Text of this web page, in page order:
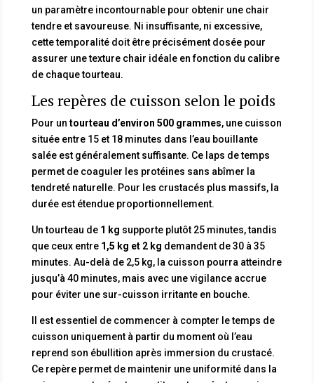
un paramètre incontournable pour obtenir une chair
tendre et savoureuse. Ni insuffisante, ni excessive,
cette temporalité doit être précisément dosée pour
assurer une texture chair idéale en fonction du calibre
de chaque tourteau.
Les repères de cuisson selon le poids
Pour un tourteau d’environ 500 grammes, une cuisson
située entre 15 et 18 minutes dans l’eau bouillante
salée est généralement suffisante. Ce laps de temps
permet de coaguler les protéines sans abîmer la
tendreté naturelle. Pour les crustacés plus massifs, la
durée est étendue proportionnellement.
Un tourteau de 1 kg supporte plutôt 25 minutes, tandis
que ceux entre 1,5 kg et 2 kg demandent de 30 à 35
minutes. Au-delà de 2,5 kg, la cuisson pourra atteindre
jusqu’à 40 minutes, mais avec une vigilance accrue
pour éviter une sur-cuisson irritante en bouche.
Il est essentiel de commencer à compter le temps de
cuisson uniquement à partir du moment où l’eau
reprend son ébullition après immersion du crustacé.
Ce repère permet de maintenir une uniformité dans la